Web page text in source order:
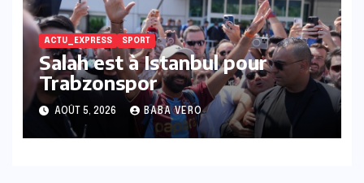
ACTU_EXPRESS SPORT
Salah est à Istanbul pour
Trabzonspor
AOÛT 5, 2026 BABA VERO